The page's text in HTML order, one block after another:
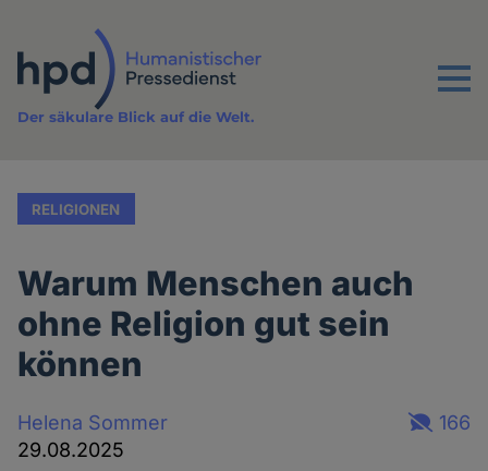
Inhalt
Menu
Der säkulare Blick auf die Welt.
RELIGIONEN
Warum Menschen auch
ohne Religion gut sein
können
Helena Sommer
29.08.2025
166